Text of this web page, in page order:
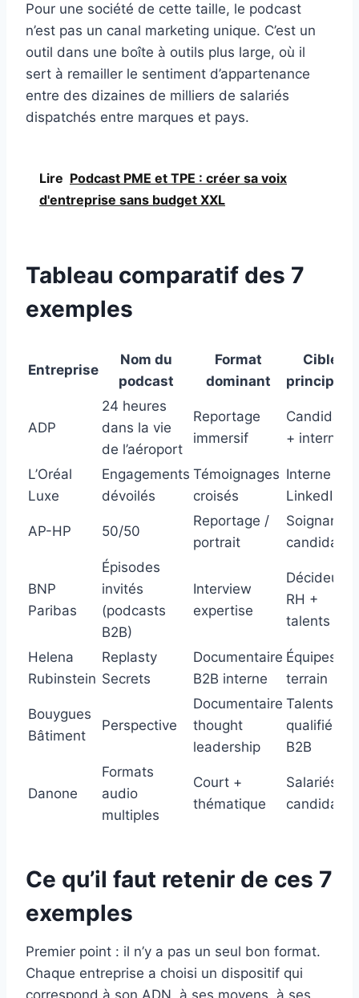
Pour une société de cette taille, le podcast
n’est pas un canal marketing unique. C’est un
outil dans une boîte à outils plus large, où il
sert à remailler le sentiment d’appartenance
entre des dizaines de milliers de salariés
dispatchés entre marques et pays.
Lire Podcast PME et TPE : créer sa voix
d'entreprise sans budget XXL
Tableau comparatif des 7
exemples
Entreprise
Nom du
podcast
Format
dominant
Cible
principale
ADP
24 heures
dans la vie
de l’aéroport
Reportage
immersif
Candidats
+ interne
L’Oréal
Luxe
Engagements
dévoilés
Témoignages
croisés
Interne +
LinkedIn
AP-HP 50/50
Reportage /
portrait
Soignants
candidats
BNP
Paribas
Épisodes
invités
(podcasts
B2B)
Interview
expertise
Décideurs
RH +
talents
Helena
Rubinstein
Replasty
Secrets
Documentaire
B2B interne
Équipes
terrain
Bouygues
Bâtiment
Perspective
Documentaire
thought
leadership
Talents
qualifiés
B2B
Danone
Formats
audio
multiples
Court +
thématique
Salariés +
candidats
Ce qu’il faut retenir de ces 7
exemples
Premier point : il n’y a pas un seul bon format.
Chaque entreprise a choisi un dispositif qui
correspond à son ADN, à ses moyens, à ses